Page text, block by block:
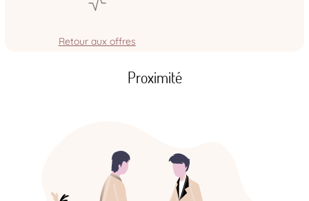
Retour aux offres
Proximité